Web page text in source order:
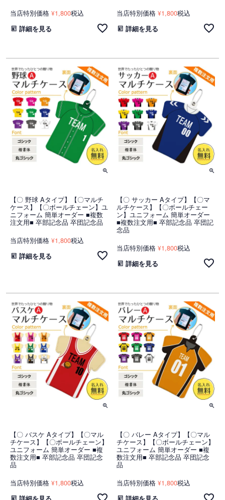
当店特別価格 ¥1,800税込
詳細を見る
当店特別価格 ¥1,800税込
詳細を見る
【〇 野球 Aタイプ】【〇マルチ
ケース】【〇ボールチェーン】ユ
ニフォーム 簡単オーダー ■複数
注文用■ 卒部記念品 卒団記念品
当店特別価格 ¥1,800税込
詳細を見る
【〇 サッカー Aタイプ】【〇マ
ルチケース】【〇ボールチェー
ン】ユニフォーム 簡単オーダー
■複数注文用■ 卒部記念品 卒団記
念品
当店特別価格 ¥1,800税込
詳細を見る
【〇 バスケ Aタイプ】【〇マル
チケース】【〇ボールチェーン】
ユニフォーム 簡単オーダー ■複
数注文用■ 卒部記念品 卒団記念
品
当店特別価格 ¥1,800税込
【〇 バレー Aタイプ】【〇マル
チケース】【〇ボールチェーン】
ユニフォーム 簡単オーダー ■複
数注文用■ 卒部記念品 卒団記念
品
当店特別価格 ¥1,800税込